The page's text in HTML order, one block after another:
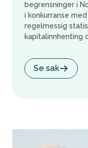
begrensninger i
i konkurranse
regelmessig
kapitalinnhenting
Se sak